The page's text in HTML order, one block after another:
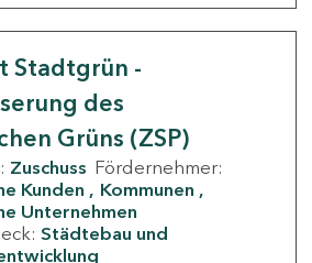
Stadtgrün -
des
Grüns (ZSP)
Zuschuss Fördernehmer:
Kunden
Kommunen
Unternehmen
Städtebau und